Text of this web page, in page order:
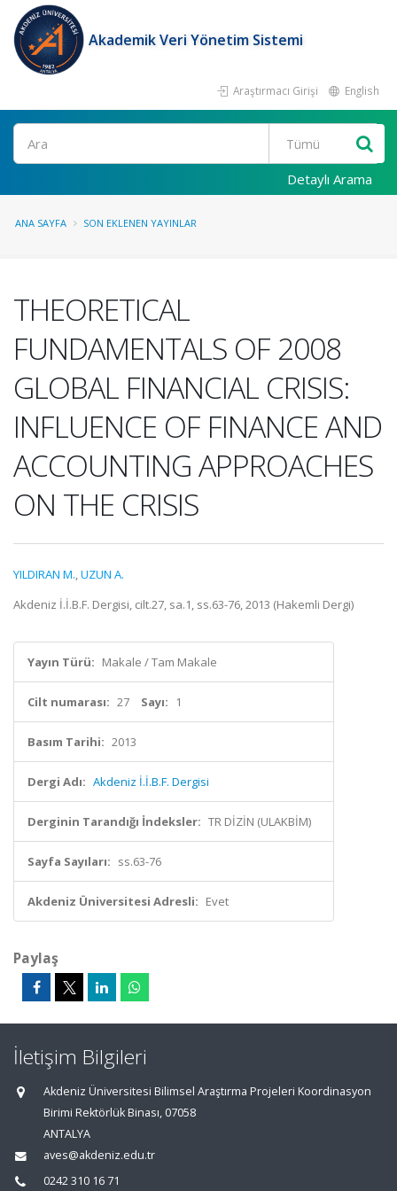
Akademik Veri Yönetim Sistemi
Araştırmacı Girişi English
Ara
Detaylı Arama
ANA SAYFA SON EKLENEN YAYINLAR
THEORETICAL
FUNDAMENTALS OF 2008
GLOBAL FINANCIAL CRISIS:
INFLUENCE OF FINANCE AND
ACCOUNTING APPROACHES
ON THE CRISIS
YILDIRAN M.,UZUN A.
Akdeniz İ.İ.B.F. Dergisi, cilt.27, sa.1, ss.63-76, 2013 (Hakemli Dergi)
Yayın Türü: Makale / Tam Makale
Cilt numarası: 27 Sayı: 1
Basım Tarihi: 2013
Dergi Adı: Akdeniz İ.İ.B.F. Dergisi
Derginin Tarandığı İndeksler: TR DİZİN (ULAKBİM)
Sayfa Sayıları: ss.63-76
Akdeniz Üniversitesi Adresli: Evet
Paylaş
İletişim Bilgileri
Akdeniz Üniversitesi Bilimsel Araştırma Projeleri Koordinasyon
Birimi Rektörlük Binası, 07058
ANTALYA
aves@akdeniz.edu.tr
0242 310 16 71